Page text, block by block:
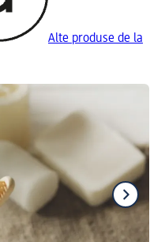
Alte produse de la